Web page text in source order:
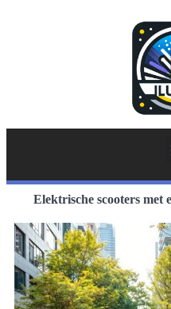
Elektrische scooters met